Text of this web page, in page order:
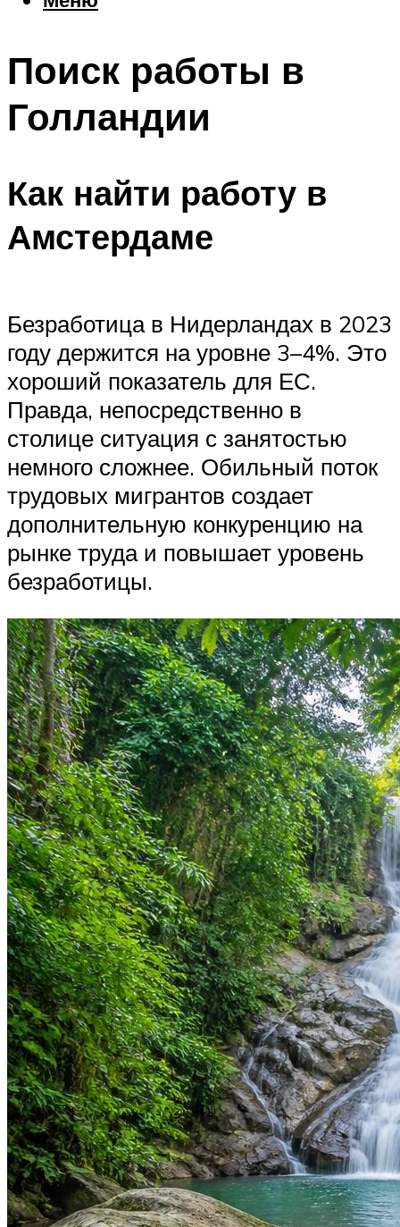
Шоппинг
Что посетить
Поиск работы в
Голландии
Как найти работу в
Амстердаме
Безработица в Нидерландах в 2023
году держится на уровне 3–4%. Это
хороший показатель для ЕС.
Правда, непосредственно в
столице ситуация с занятостью
немного сложнее. Обильный поток
трудовых мигрантов создает
дополнительную конкуренцию на
рынке труда и повышает уровень
безработицы.